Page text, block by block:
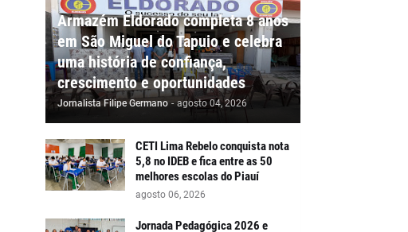
Armazém Eldorado completa 8 anos
em São Miguel do Tapuio e celebra
uma história de confiança,
crescimento e oportunidades
Jornalista Filipe Germano - agosto 04, 2026
CETI Lima Rebelo conquista nota
5,8 no IDEB e fica entre as 50
melhores escolas do Piauí
agosto 06, 2026
Jornada Pedagógica 2026 e